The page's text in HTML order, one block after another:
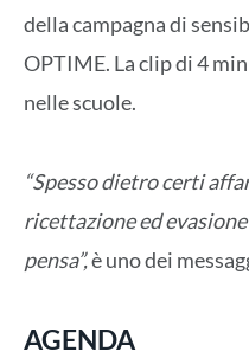
della campagna di
OPTIME. La clip di 4
nelle scuole.
“Spesso dietro certi
ricettazione ed
pensa”,è uno dei
AGENDA